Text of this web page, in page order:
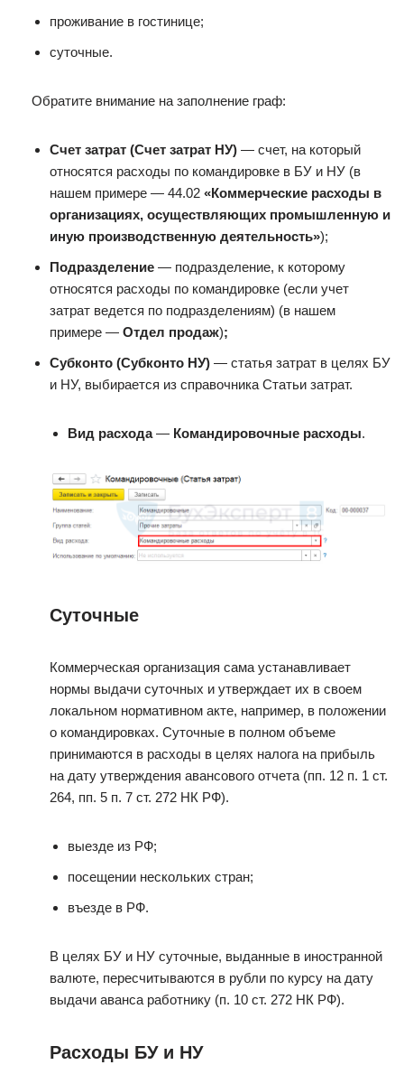
проживание в гостинице;
суточные.
Обратите внимание на заполнение граф:
Счет затрат (Счет затрат НУ) — счет, на который
относятся расходы по командировке в БУ и НУ (в
нашем примере — 44.02 «Коммерческие расходы в
организациях, осуществляющих промышленную и
иную производственную деятельность»);
Подразделение — подразделение, к которому
относятся расходы по командировке (если учет
затрат ведется по подразделениям) (в нашем
примере — Отдел продаж);
Субконто (Субконто НУ) — статья затрат в целях БУ
и НУ, выбирается из справочника Статьи затрат.
Вид расхода— Командировочные расходы.
Суточные
Коммерческая организация сама устанавливает
нормы выдачи суточных и утверждает их в своем
локальном нормативном акте, например, в положении
о командировках. Суточные в полном объеме
принимаются в расходы в целях налога на прибыль
на дату утверждения авансового отчета (пп. 12 п. 1 ст.
264, пп. 5 п. 7 ст. 272 НК РФ).
выезде из РФ;
посещении нескольких стран;
въезде в РФ.
В целях БУ и НУ суточные, выданные в иностранной
валюте, пересчитываются в рубли по курсу на дату
выдачи аванса работнику (п. 10 ст. 272 НК РФ).
Расходы БУ и НУ